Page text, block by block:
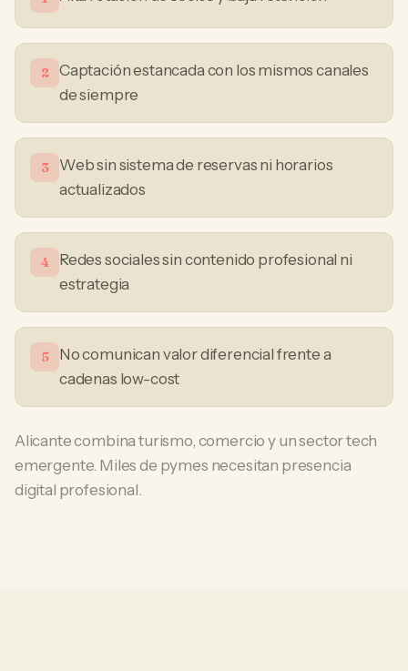
2
Captación estancada con los mismos canales
de siempre
3
Web sin sistema de reservas ni horarios
actualizados
4
Redes sociales sin contenido profesional ni
estrategia
5
No comunican valor diferencial frente a
cadenas low-cost
Alicante combina turismo, comercio y un sector tech
emergente. Miles de pymes necesitan presencia
digital profesional.